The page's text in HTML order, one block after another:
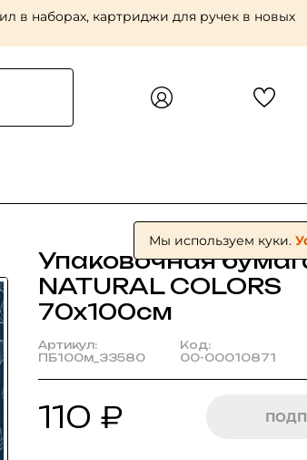
в наборах, картриджи для ручек в новых
Упаковочная
NATURAL COLORS
70х100см
Артикул:
ПБ100м_33580
Код:
00-00010871
110 ₽
Мы используем куки.